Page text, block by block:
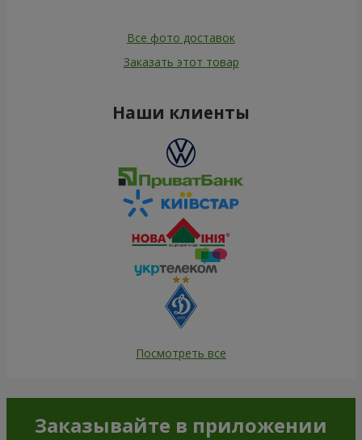
Все фото доставок
Заказать этот товар
Наши клиенты
Посмотреть все
Заказывайте в приложении